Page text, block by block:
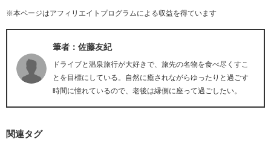
※本ページはアフィリエイトプログラムによる収益を得ています
筆者：佐藤友紀
ドライブと温泉旅行が大好きで、旅先の名物を食べ尽くすこ
とを目標にしている。自然に癒されながらゆったりと過ごす
時間に憧れているので、老後は縁側に座って過ごしたい。
関連タグ